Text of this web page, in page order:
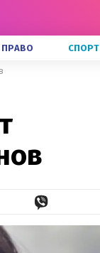
ПРАВО СПОРТ